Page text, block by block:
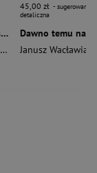
Między ciałem a umysłem
Janina Kokoszka-Paszkot
Piotr Wierzbiński
45,00 zł - sugerowana
detaliczna
Janusz Wacławiak